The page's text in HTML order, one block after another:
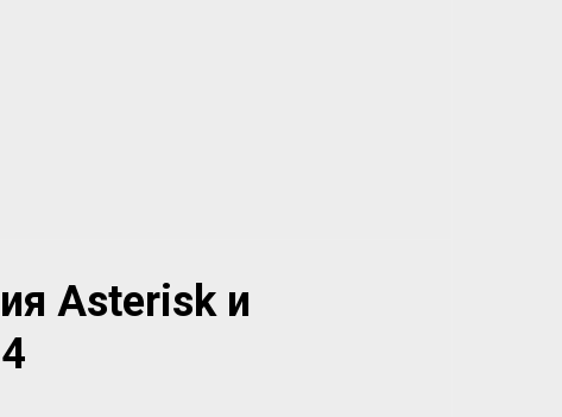
Asterisk и